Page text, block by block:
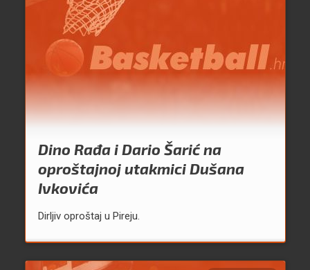
Dino Rađa i Dario Šarić na
oproštajnoj utakmici Dušana
Ivkovića
Dirljiv oproštaj u Pireju.